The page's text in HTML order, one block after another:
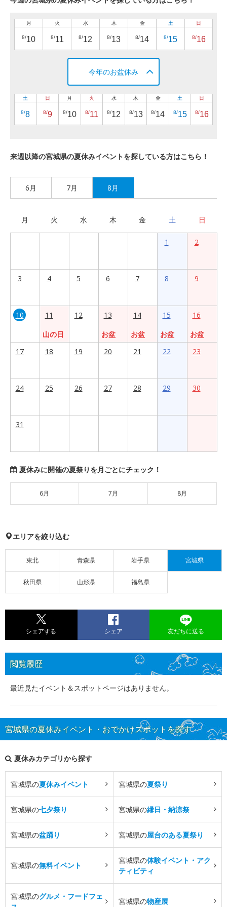
月
8/10
火
8/11
水
8/12
木
8/13
金
8/14
土
8/15
日
8/16
今年のお盆休み
土
8/8
日
8/9
月
8/10
火
8/11
水
8/12
木
8/13
金
8/14
土
8/15
日
8/16
来週以降の宮城県の夏休みイベントを探している方はこちら！
6月 7月 8月
月 火 水 木 金 土 日
1 2
3 4 5 6 7 8 9
10
11
山の日
12
13
お盆
14
お盆
15
お盆
16
お盆
17
18 19 20 21 22 23
24 25 26 27 28 29 30
31
夏休みに開催の夏祭りを月ごとにチェック！
6月 7月 8月
エリアを絞り込む
東北 青森県 岩手県 宮城県
秋田県 山形県 福島県
シェアする シェア 友だちに送る
閲覧履歴
最近見たイベント＆スポットページはありません。
宮城県の夏休みイベント・おでかけスポットを探す
夏休みカテゴリから探す
宮城県の夏休みイベント 宮城県の夏祭り
宮城県の七夕祭り 宮城県の縁日・納涼祭
宮城県の盆踊り 宮城県の屋台のある夏祭り
宮城県の無料イベント
宮城県の体験イベント・アク
ティビティ
宮城県のグルメ・フードフェ
宮城県の物産展